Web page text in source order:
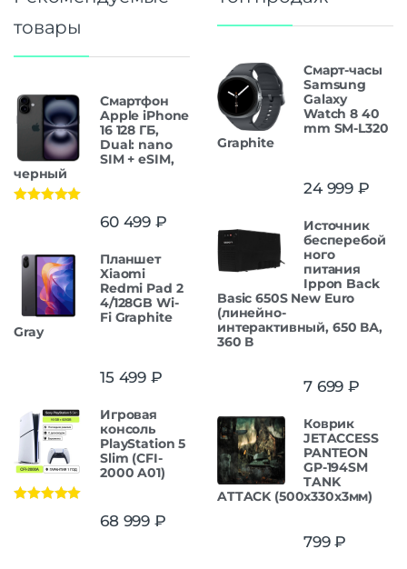
товары
Смартфон
Apple iPhone
16 128 ГБ,
Dual: nano
SIM + eSIM,
черный
60 499 ₽
Планшет
Xiaomi
Redmi Pad 2
4/128GB Wi-
Fi Graphite
Gray
15 499 ₽
Игровая
консоль
PlayStation 5
Slim (CFI-
2000 A01)
68 999 ₽
Смарт-часы
Samsung
Galaxy
Watch 8 40
mm SM-L320
Graphite
24 999 ₽
Источник
бесперебой
ного
питания
Ippon Back
Basic 650S New Euro
(линейно-
интерактивный, 650 ВА,
360 В
7 699 ₽
Коврик
JETACCESS
PANTEON
GP-194SM
TANK
ATTACK (500x330x3мм)
799₽